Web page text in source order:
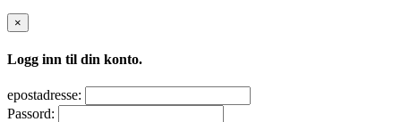
×
Logg inn til din konto.
epostadresse:
Passord: